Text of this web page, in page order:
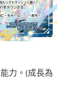
力。(成長為